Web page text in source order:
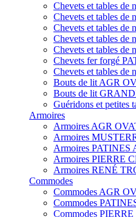
Chevets et tables
Chevets et tables de
Chevets et tables
Chevets et tables
Chevets et tables de
Chevets fer forgé
Chevets et tables
Bouts de lit AGR
Bouts de lit
Guéridons et petites
Armoires
Armoires AGR
Armoires
Armoires PATINES
Armoires PIERRE
Armoires RENÉ
Commodes
Commodes AGR
Commodes
Commodes